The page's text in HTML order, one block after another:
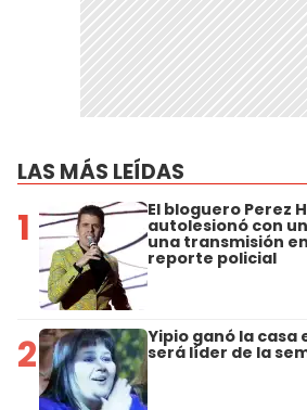
LAS MÁS LEÍDAS
1 El bloguero Perez
autolesionó con
una transmisión
reporte policial
2 Yipio ganó la casa
será líder de la